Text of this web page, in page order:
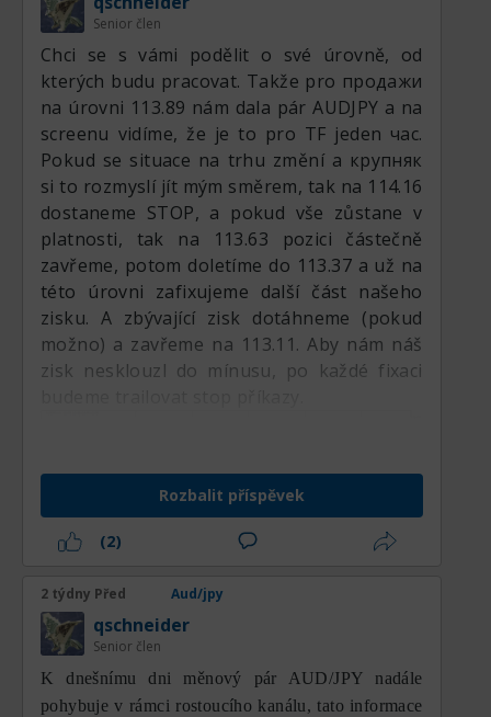
upozorňoval přítomností býčí konvergence.
Došlo k odrazu nahoru a já jsem
předpokládal druhou vlnu k proraženému
kanálu. Ale ukázalo se, že cenu znovu
natlačili nahoru za horní hranici a pak ji
pouštějí dolů, znovu se tehdy vytvořila
divergence na používaných indikátorech. A
teď to vypadá, že se tahle divergence začala
realizovat. Částečně odpracovali pokles v
loňském červnu, letos v červenci se něco
nepovedlo, ale pořád ještě očekávám
pokles.
Fibo síť lze stavět různými způsoby. Moje
rozhodnutí bylo přivázat ji k denní svíčce,
což zjednodušuje nastavení bez jakýchkoli
tržních nepřesností.
Senior člen
Chci se s vámi podělit o své úrovně, od
kterých budu pracovat. Takže pro продажи
na úrovni 113.89 nám dala pár AUDJPY a na
screenu vidíme, že je to pro TF jeden час.
Pokud se situace na trhu změní a крупняк
si to rozmyslí jít mým směrem, tak na 114.16
dostaneme STOP, a pokud vše zůstane v
platnosti, tak na 113.63 pozici částečně
zavřeme, potom doletíme do 113.37 a už na
této úrovni zafixujeme další část našeho
zisku. A zbývající zisk dotáhneme (pokud
možno) a zavřeme na 113.11. Aby nám náš
zisk nesklouzl do mínusu, po každé fixaci
Rozbalit příspěvek
(2)
2 týdny Před Aud/jpy
qschneider
Senior člen
K dnešnímu dni měnový pár AUD/JPY nadále
pohybuje v rámci rostoucího kanálu, tato informace